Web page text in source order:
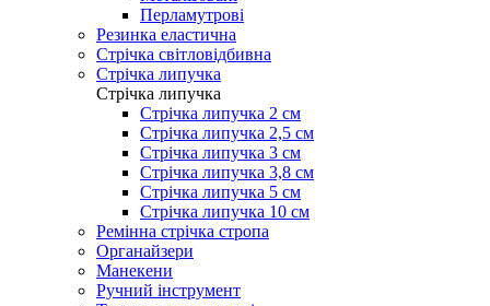
Перламутрові
Резинка еластична
Стрічка світловідбивна
Стрічка липучка
Стрічка липучка
Стрічка липучка 2 см
Стрічка липучка 2,5 см
Стрічка липучка 3 см
Стрічка липучка 3,8 см
Стрічка липучка 5 см
Стрічка липучка 10 см
Ремінна стрічка стропа
Органайзери
Манекени
Ручний інструмент